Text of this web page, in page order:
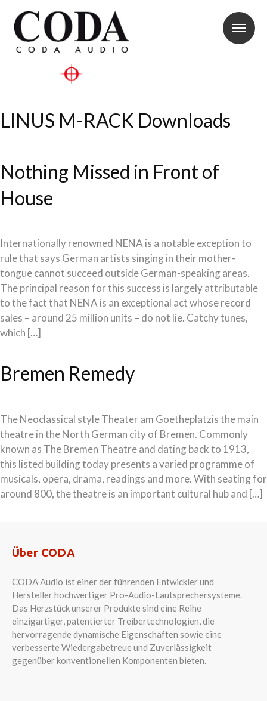
LINUS M-RACK Downloads
Nothing Missed in Front of
House
Internationally renowned NENA is a notable exception to
rule that says German artists singing in their mother-
tongue cannot succeed outside German-speaking areas.
The principal reason for this success is largely attributable
to the fact that NENA is an exceptional act whose record
sales – around 25 million units – do not lie. Catchy tunes,
which […]
Bremen Remedy
The Neoclassical style Theater am Goetheplatzis the main
theatre in the North German city of Bremen. Commonly
known as The Bremen Theatre and dating back to 1913,
this listed building today presents a varied programme of
musicals, opera, drama, readings and more. With seating for
around 800, the theatre is an important cultural hub and […]
Über CODA
CODA Audio ist einer der führenden Entwickler und
Hersteller hochwertiger Pro-Audio-Lautsprechersysteme.
Das Herzstück unserer Produkte sind eine Reihe
einzigartiger, patentierter Treibertechnologien, die
hervorragende dynamische Eigenschaften sowie eine
verbesserte Wiedergabetreue und Zuverlässigkeit
gegenüber konventionellen Komponenten bieten.